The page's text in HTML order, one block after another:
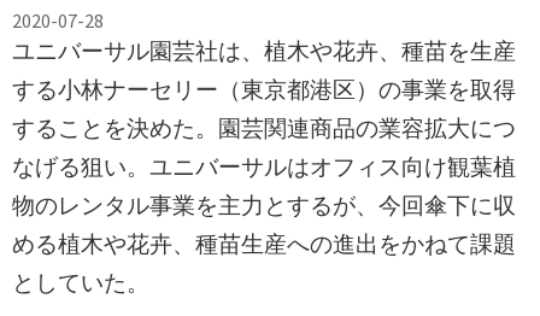
2020-07-28
ユニバーサル園芸社は、植木や花卉、種苗を生産
する小林ナーセリー（東京都港区）の事業を取得
することを決めた。園芸関連商品の業容拡大につ
なげる狙い。ユニバーサルはオフィス向け観葉植
物のレンタル事業を主力とするが、今回傘下に収
める植木や花卉、種苗生産への進出をかねて課題
としていた。